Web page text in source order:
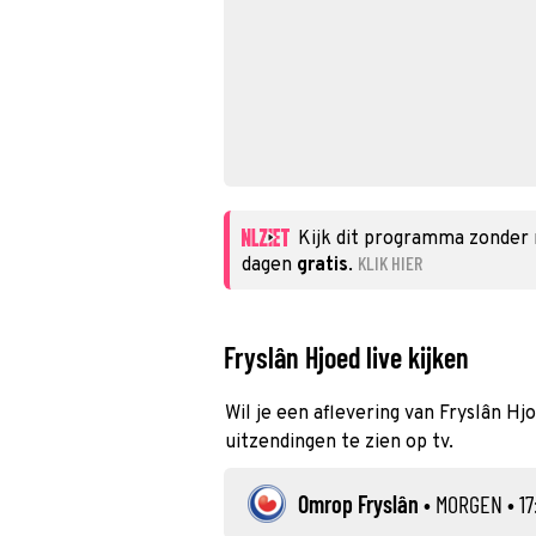
Kijk dit programma
dagen gratis. KLIK HIER
Fryslân Hjoed live kijken
Wil je een aflevering van Fryslân
uitzendingen te zien op tv.
Omrop Fryslân • MORGEN •